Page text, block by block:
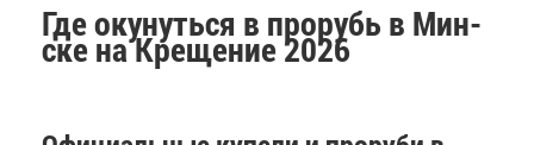
Где оку­нуть­ся в про­рубь в Мин­
ске на Кре­ще­ние 2026